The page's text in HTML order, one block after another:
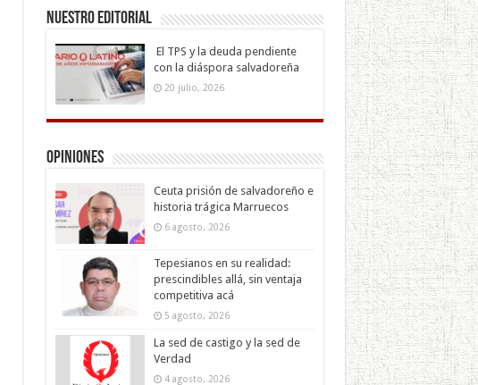
Nuestro Editorial
El TPS y la deuda pendiente
con la diáspora salvadoreña
20 julio, 2026
Opiniones
Ceuta prisión de salvadoreño e
historia trágica Marruecos
6 agosto, 2026
Tepesianos en su realidad:
prescindibles allá, sin ventaja
competitiva acá
5 agosto, 2026
La sed de castigo y la sed de
Verdad
4 agosto, 2026